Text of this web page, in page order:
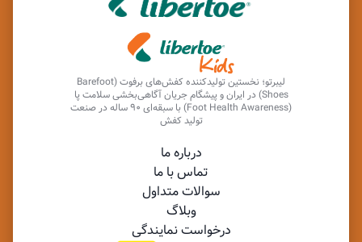
لیبرتو؛ نخستین تولیدکننده کفش‌های برفوت (Barefoot
Shoes) در ایران و پیشگام جریان آگاهی‌بخشی سلامت پا
(Foot Health Awareness) با سبقه‌ای ۹۰ ساله در صنعت
تولید کفش
درباره ما
تماس با ما
سوالات متداول
وبلاگ
درخواست نمایندگی